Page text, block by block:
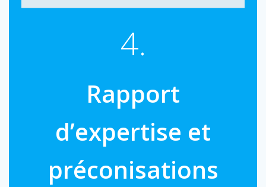
4.
Rapport
d’expertise et
préconisations